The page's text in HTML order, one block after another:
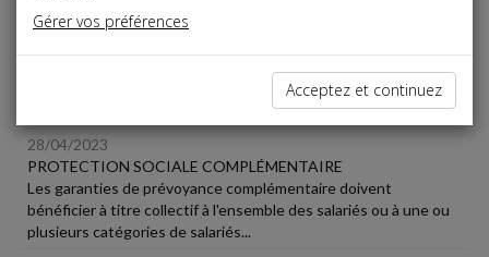
Liste des dernières dépêches
28/04/2023
PROTECTION SOCIALE COMPLÉMENTAIRE
Les garanties de prévoyance complémentaire doivent
bénéficier à titre collectif à l'ensemble des salariés ou à une ou
plusieurs catégories de salariés...
Gérer vos préférences
Acceptez et continuez